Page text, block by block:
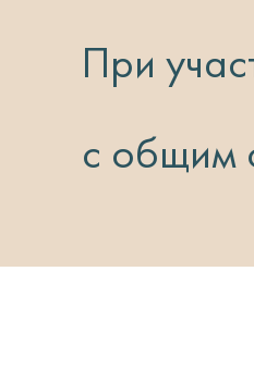
При
с общим